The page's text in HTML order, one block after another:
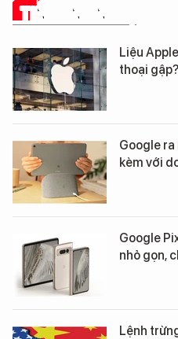
TIN CÔNG NGHỆ
Liệu
thoại gập?
Google
kèm với
Google
nhỏ gọn,
Lệnh